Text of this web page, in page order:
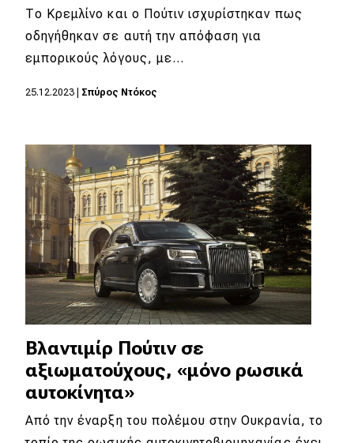
Formula 1
WRC
Motorsport
Νέα
Τεχνολογία
Mobility
Σταθμοί φόρτισης
Classic
Νέα
Παρουσιάσεις
Το Κρεμλίνο και ο Πούτιν ισχυρίστηκαν πως
οδηγήθηκαν σε αυτή την απόφαση για
εμπορικούς λόγους, με…
25.12.2023 Σπύρος Ντόκος
Βλαντιμίρ Πούτιν σε
αξιωματούχους, «μόνο ρωσικά
αυτοκίνητα»
Από την έναρξη του πολέμου στην Ουκρανία, το